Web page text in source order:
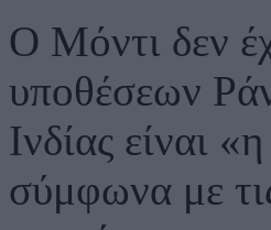
Ο Μόντι δεν
υποθέσεων
Ινδίας είναι
σύμφωνα με